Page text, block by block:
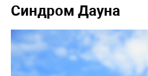
Синдром Дауна